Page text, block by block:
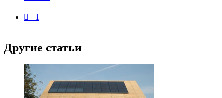
 +1
Другие статьи